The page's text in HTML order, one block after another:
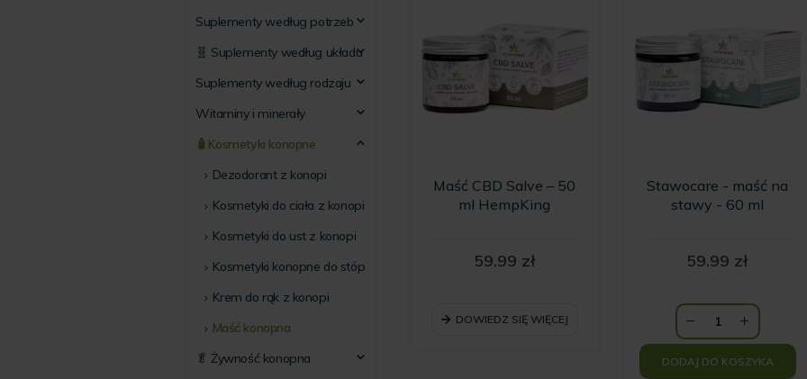
Maść CBD Salve – 50
ml HempKing
59.99 zł
DOWIEDZ SIĘ WIĘCEJ
Stawocare - maść na
stawy - 60 ml
59.99 zł
DODAJ DO KOSZYKA
Suplementy według potrzeb
🧬 Suplementy według układu
Suplementy według rodzaju
Witaminy i minerały
🧴Kosmetyki konopne
Dezodorant z konopi
Kosmetyki do ciała z konopi
Kosmetyki do ust z konopi
Kosmetyki konopne do stóp
Krem do rąk z konopi
Maść konopna
🥬 Żywność konopna